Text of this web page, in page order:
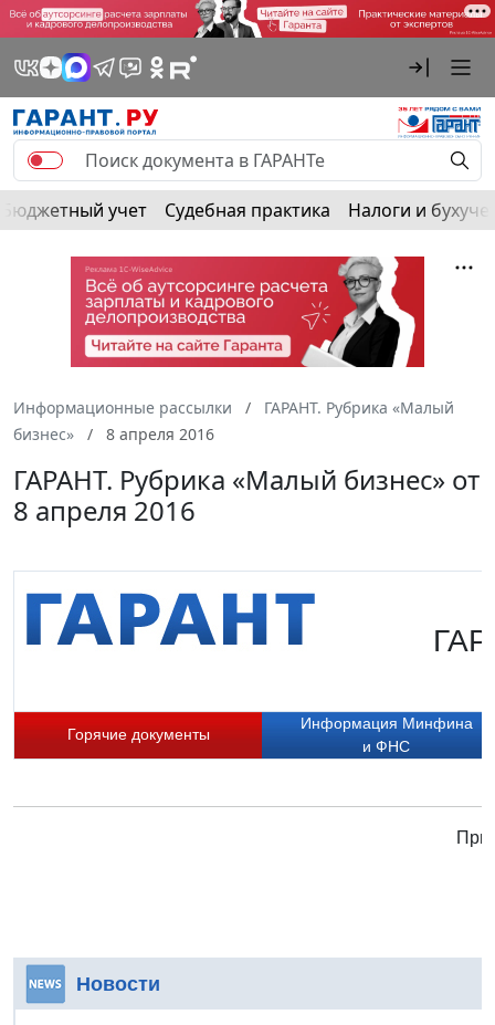
Бюджетный учет Судебная практика Налоги и
Информационные рассылки
ГАРАНТ. Рубрика «Малый
бизнес»
8 апреля 2016
ГАРАНТ. Рубрика «Малый бизнес» от
8 апреля 2016
Горячие документы
Информация Минфина
и ФНС
Новости